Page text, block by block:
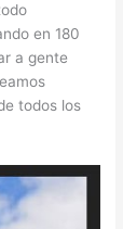
en 180
a gente
todos los